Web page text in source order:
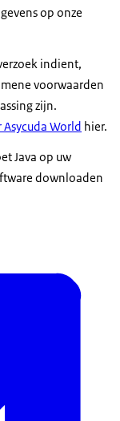
op onze
indient,
voorwaarden
zijn.
World hier.
Java op uw
downloaden